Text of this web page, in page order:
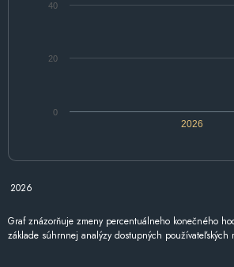
2026
0
20
40
2026
Graf znázorňuje zmeny percentuálneho konečného
základe súhrnnej analýzy dostupných